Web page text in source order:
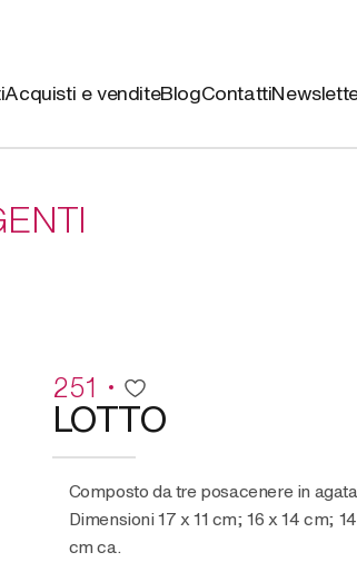
Acquisti e venditeBlogContatti
251
LOTTO
composto da tre posacenere in
Dimensioni 17 x 11 cm; 16 x 14 cm;
cm ca.